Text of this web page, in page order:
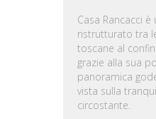
Casa Rancacci è
ristrutturato tra
toscane al
grazie alla sua
panoramica
vista sulla
circostante.